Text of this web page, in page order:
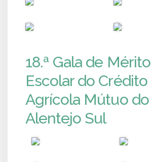
18.ª Gala de Mérito
Escolar do Crédito
Agrícola Mútuo do
Alentejo Sul